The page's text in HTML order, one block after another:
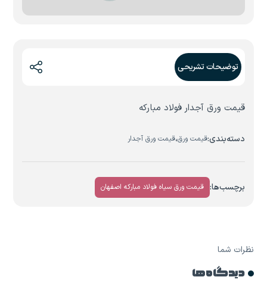
توضیحات تشریحی
قیمت ورق آجدار فولاد مبارکه
دسته‌بندی:قیمت ورق،قیمت ورق آجدار
برچسب‌ها: قیمت ورق سیاه فولاد مبارکه اصفهان
نظرات شما
دیدگاه ها